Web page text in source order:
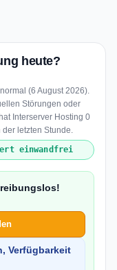
heute?
(6 August 2026).
Störungen oder
Interserver Hosting 0
letzten Stunde.
einwandfrei
Verfügbarkeit